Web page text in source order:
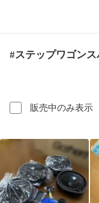
#ステップワゴン
販売中のみ表示